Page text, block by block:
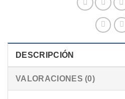
DESCRIPCIÓN
VALORACIONES (0)